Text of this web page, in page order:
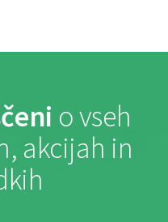
o vseh
akcijah in